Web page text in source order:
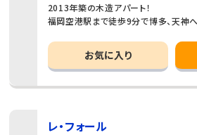
2013年築の木造アパート！
福岡空港駅まで徒歩9分で博多、天神
お気に入り
レ・フォール